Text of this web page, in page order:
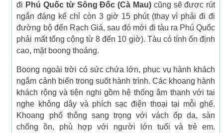
đi Phú Quốc từ Sông Đốc (Cà Mau) cũng sẽ được rút
ngắn đáng kể chỉ còn 3 giờ 15 phút (thay vì phải đi đi
đường bộ đến Rạch Giá, sau đó mới đi tàu ra Phú Quốc
phải mất tổng cộng từ 8 đến 10 giờ). Tàu có tính ổn định
cao, mặt boong thoáng.
Boong ngoài trời có sức chứa lớn, phục vụ hành khách
ngắm cảnh biển trong suốt hành trình. Các khoang hành
khách rộng và tiện nghi gồm hệ thống âm thanh với tai
nghe không dây và phích sạc điện thoại tại mỗi ghế.
Khoang phổ thông sang trọng với vách ốp da, sàn
chống ồn, phù hợp với người lớn tuổi và trẻ em.